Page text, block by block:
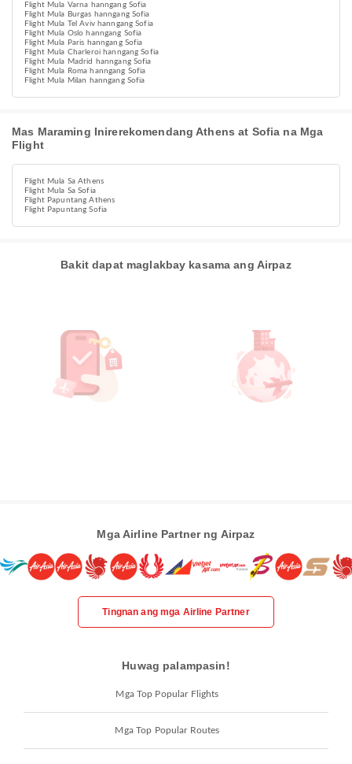
Flight Mula Varna hanngang Sofia
Flight Mula Burgas hanngang Sofia
Flight Mula Tel Aviv hanngang Sofia
Flight Mula Oslo hanngang Sofia
Flight Mula Paris hanngang Sofia
Flight Mula Charleroi hanngang Sofia
Flight Mula Madrid hanngang Sofia
Flight Mula Roma hanngang Sofia
Flight Mula Milan hanngang Sofia
Mas Maraming Inirerekomendang Athens at Sofia na Mga
Flight
Flight Mula Sa Athens
Flight Mula Sa Sofia
Flight Papuntang Athens
Flight Papuntang Sofia
Bakit dapat maglakbay kasama ang Airpaz
Mga Airline Partner ng Airpaz
Tingnan ang mga Airline Partner
Huwag palampasin!
Mga Top Popular Flights
Mga Top Popular Routes